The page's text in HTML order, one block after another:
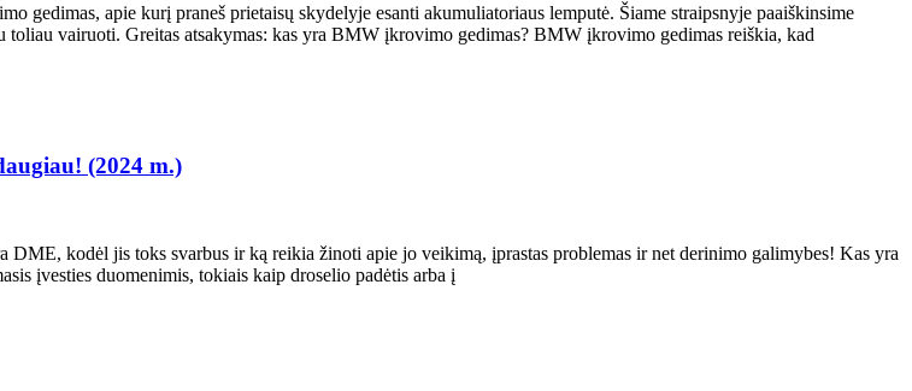
gedimas, apie kurį praneš prietaisų skydelyje esanti akumuliatoriaus lemputė. Šiame straipsnyje paaiškinsime
vairuoti. Greitas atsakymas: kas yra BMW įkrovimo gedimas? BMW įkrovimo gedimas reiškia, kad
(2024 m.)
kodėl jis toks svarbus ir ką reikia žinoti apie jo veikimą, įprastas problemas ir net derinimo galimybes! Kas yra
įvesties duomenimis, tokiais kaip droselio padėtis arba į